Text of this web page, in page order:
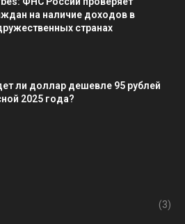
на наличие доходов в
странах
ли доллар дешевле 95 рублей
2025 года?
(3)